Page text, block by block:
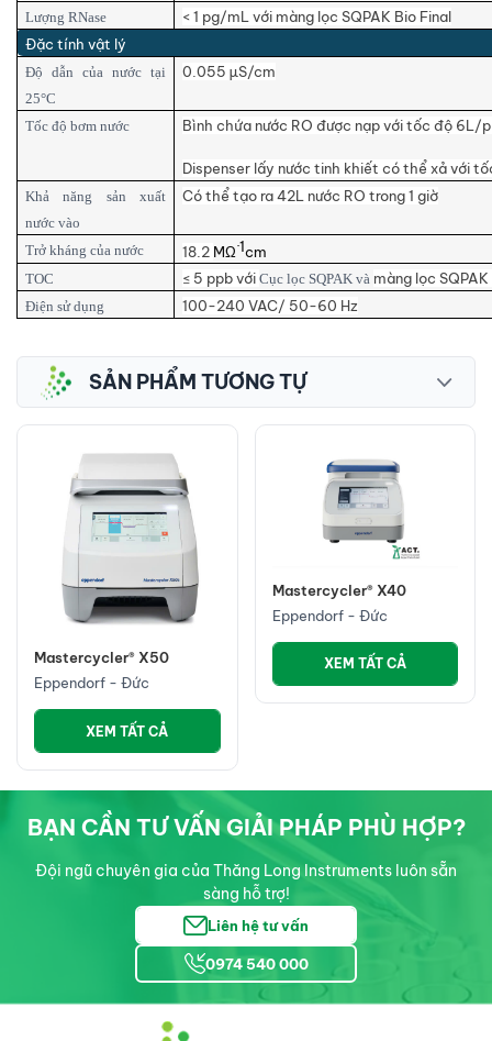
Lượng RNase
< 1 pg/mL với màng lọc SQPAK Bio Final
Đặc tính vật lý
Độ dẫn của nước tại
25°C
0.055 µS/cm
Tốc độ bơm nước Bình chứa nước RO được nạp với tốc độ 6L/
Dispenser lấy nước tinh khiết có thể xả với
Khả năng sản xuất
nước vào
Có thể tạo ra 42L nước RO trong 1 giờ
Trở kháng của nước 18.2 MΩ·1cm
TOC ≤ 5 ppb với Cục lọc SQPAK và màng lọc
Điện sử dụng 100-240 VAC/ 50-60 Hz
SẢN PHẨM TƯƠNG TỰ
Mastercycler® X50
Eppendorf - Đức
XEM TẤT CẢ
Mastercycler® X40
Eppendorf - Đức
XEM TẤT CẢ
BẠN CẦN TƯ VẤN GIẢI PHÁP PHÙ HỢP?
Đội ngũ chuyên gia của Thăng Long Instruments luôn sẵn
sàng hỗ trợ!
Liên hệ tư vấn
0974 540 000